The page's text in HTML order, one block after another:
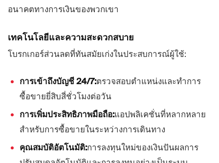
อนาคตทางการเงินของพวกเขา
เทคโนโลยีและความสะดวกสบาย
โบรกเกอร์ส่วนลดที่ทันสมัยเก่งในประสบการณ์ผู้ใช้:
การเข้าถึงบัญชี 24/7:ตรวจสอบตำแหน่งและทำการ
ซื้อขายยี่สิบสี่ชั่วโมงต่อวัน
การเพิ่มประสิทธิภาพมือถือ:แอปพลิเคชั่นที่หลากหลาย
สำหรับการซื้อขายในระหว่างการเดินทาง
คุณสมบัติอัตโนมัติ:การลงทุนใหม่ของเงินปันผลการ